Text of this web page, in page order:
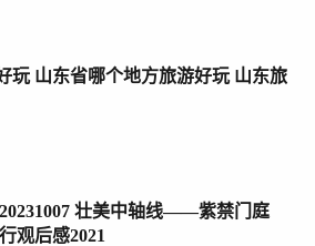
玩 山东省哪个地方旅游好玩 山东旅
20231007 壮美中轴线——紫禁门庭
观后感2021